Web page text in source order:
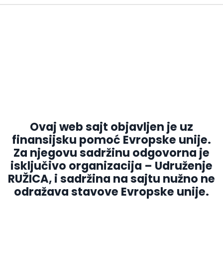
Ovaj web sajt objavljen je uz
finansijsku pomoć Evropske unije.
Za njegovu sadržinu odgovorna je
isključivo organizacija – Udruženje
RUŽICA, i sadržina na sajtu nužno ne
odražava stavove Evropske unije.